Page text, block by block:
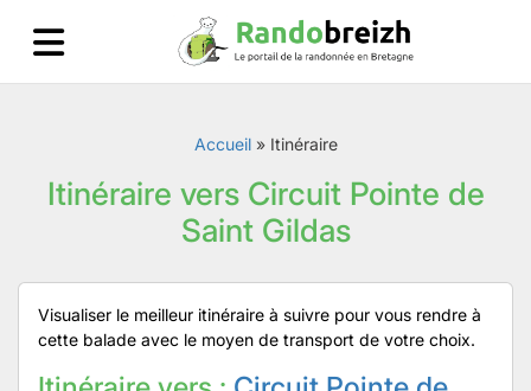
Accueil» Itinéraire
Itinéraire vers Circuit Pointe de
Saint Gildas
Visualiser le meilleur itinéraire à suivre pour vous rendre à
cette balade avec le moyen de transport de votre choix.